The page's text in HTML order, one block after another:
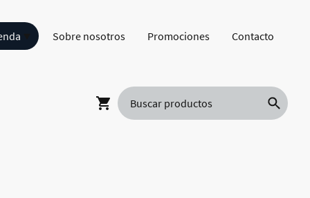
Sobre nosotros Promociones Contacto